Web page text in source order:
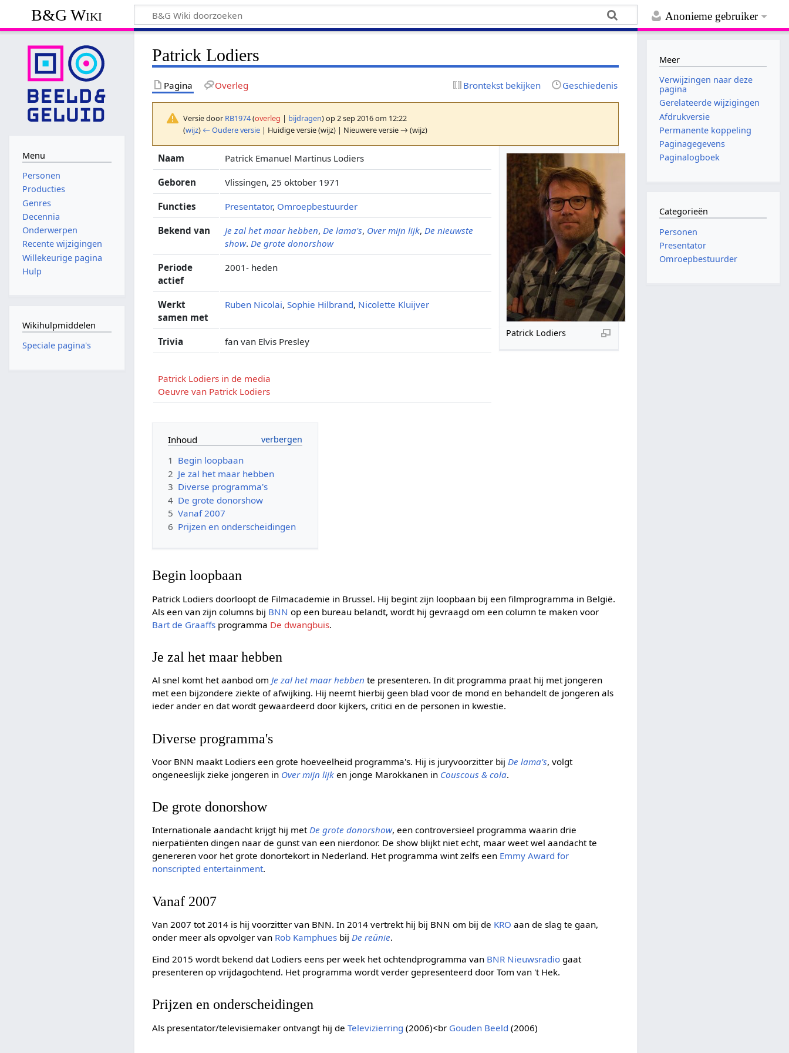
Anonieme gebruiker
B&G Wiki
Patrick Lodiers
Pagina Overleg Brontekst bekijken Geschiedenis
Versie door RB1974(overleg | bijdragen)op 2 sep 2016 om 12:22
(wijz) ← Oudere versie | Huidige versie (wijz) | Nieuwere versie → (wijz)
Patrick Lodiers
Naam Patrick Emanuel Martinus Lodiers
Geboren Vlissingen, 25 oktober 1971
Functies Presentator, Omroepbestuurder
Bekend van Je zal het maar hebben, De lama's, Over mijn lijk, De nieuwste
show. De grote donorshow
Periode
actief
2001- heden
Werkt
samen met
Ruben Nicolai,Sophie Hilbrand, Nicolette Kluijver
Trivia fan van Elvis Presley
Patrick Lodiers in de media
Oeuvre van Patrick Lodiers
Inhoud
1 Begin loopbaan
2 Je zal het maar hebben
3 Diverse programma's
4 De grote donorshow
5 Vanaf 2007
6 Prijzen en onderscheidingen
Begin loopbaan
Patrick Lodiers doorloopt de Filmacademie in Brussel. Hij begint zijn loopbaan bij een filmprogramma in België.
Als een van zijn columns bij BNN op een bureau belandt, wordt hij gevraagd om een column te maken voor
Bart de Graaffs programma De dwangbuis.
Je zal het maar hebben
Al snel komt het aanbod omJe zal het maar hebben te presenteren. In dit programma praat hij met jongeren
met een bijzondere ziekte of afwijking. Hij neemt hierbij geen blad voor de mond en behandelt de jongeren als
ieder ander en dat wordt gewaardeerd door kijkers, critici en de personen in kwestie.
Diverse programma's
Voor BNN maakt Lodiers een grote hoeveelheid programma's. Hij is juryvoorzitter bij De lama's, volgt
ongeneeslijk zieke jongeren in Over mijn lijk en jonge Marokkanen in Couscous & cola.
De grote donorshow
Internationale aandacht krijgt hij metDe grote donorshow, een controversieel programma waarin drie
nierpatiënten dingen naar de gunst van een nierdonor. De show blijkt niet echt, maar weet wel aandacht te
genereren voor het grote donortekort in Nederland. Het programma wint zelfs een Emmy Award for
nonscripted entertainment.
Vanaf 2007
Van 2007 tot 2014 is hij voorzitter van BNN. In 2014 vertrekt hij bij BNN om bij de KRO aan de slag te gaan,
onder meer als opvolger van Rob Kamphues bij De reünie.
Eind 2015 wordt bekend dat Lodiers eens per week het ochtendprogramma van BNR Nieuwsradio gaat
presenteren op vrijdagochtend. Het programma wordt verder gepresenteerd door Tom van 't Hek.
Prijzen en onderscheidingen
Als presentator/televisiemaker ontvangt hij deTelevizierring (2006)<br Gouden Beeld (2006)
Menu
Personen
Producties
Genres
Decennia
Onderwerpen
Recente wijzigingen
Willekeurige pagina
Hulp
Wikihulpmiddelen
Speciale pagina's
Meer
Verwijzingen naar deze
pagina
Gerelateerde wijzigingen
Afdrukversie
Permanente koppeling
Paginagegevens
Paginalogboek
Categorieën
Personen
Presentator
Omroepbestuurder